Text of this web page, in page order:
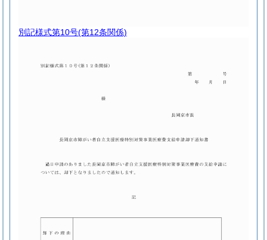
別記様式第10号(第12条関係)